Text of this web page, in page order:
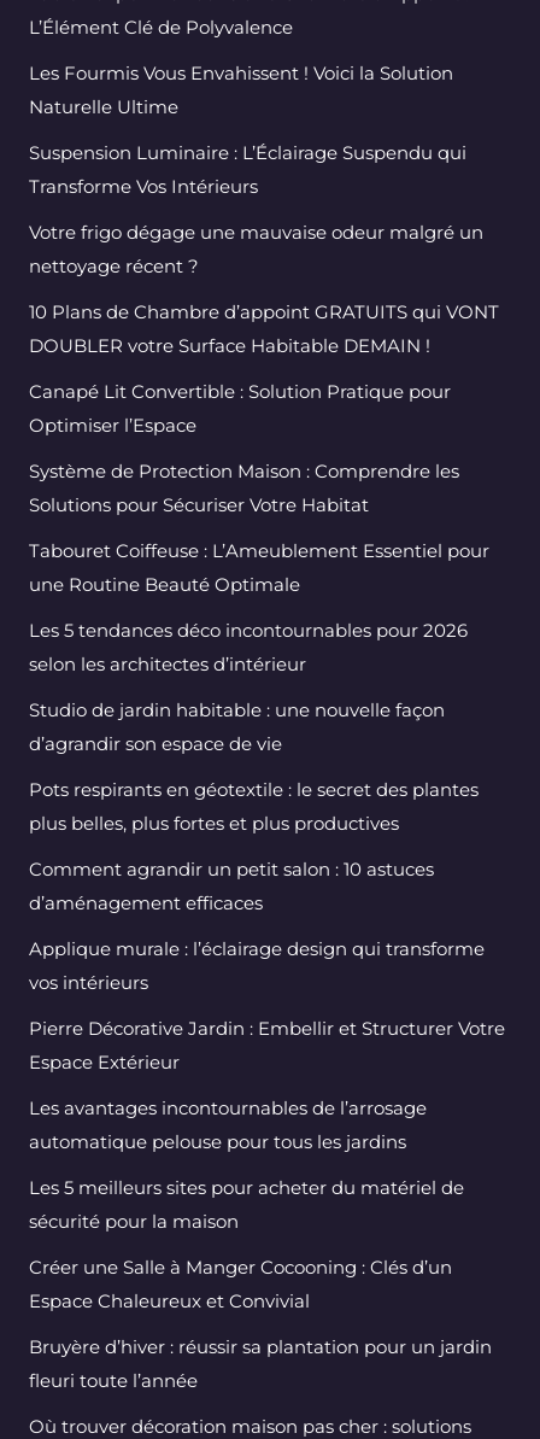
L’Élément Clé de Polyvalence
Les Fourmis Vous Envahissent ! Voici la Solution
Naturelle Ultime
Suspension Luminaire : L’Éclairage Suspendu qui
Transforme Vos Intérieurs
Votre frigo dégage une mauvaise odeur malgré un
nettoyage récent ?
10 Plans de Chambre d’appoint GRATUITS qui VONT
DOUBLER votre Surface Habitable DEMAIN !
Canapé Lit Convertible : Solution Pratique pour
Optimiser l’Espace
Système de Protection Maison : Comprendre les
Solutions pour Sécuriser Votre Habitat
Tabouret Coiffeuse : L’Ameublement Essentiel pour
une Routine Beauté Optimale
Les 5 tendances déco incontournables pour 2026
selon les architectes d’intérieur
Studio de jardin habitable : une nouvelle façon
d’agrandir son espace de vie
Pots respirants en géotextile : le secret des plantes
plus belles, plus fortes et plus productives
Comment agrandir un petit salon : 10 astuces
d’aménagement efficaces
Applique murale : l’éclairage design qui transforme
vos intérieurs
Pierre Décorative Jardin : Embellir et Structurer Votre
Espace Extérieur
Les avantages incontournables de l’arrosage
automatique pelouse pour tous les jardins
Les 5 meilleurs sites pour acheter du matériel de
sécurité pour la maison
Créer une Salle à Manger Cocooning : Clés d’un
Espace Chaleureux et Convivial
Bruyère d’hiver : réussir sa plantation pour un jardin
fleuri toute l’année
Où trouver décoration maison pas cher : solutions